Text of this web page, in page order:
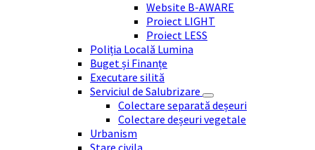
Website B-AWARE
Proiect LIGHT
Proiect LESS
Poliția Locală Lumina
Buget și Finanțe
Executare silită
Serviciul de Salubrizare
Colectare separată deșeuri
Colectare deșeuri vegetale
Urbanism
Stare civila